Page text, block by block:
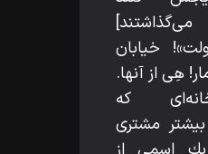
خيابان
هِى از آنها.
كه
مشترى